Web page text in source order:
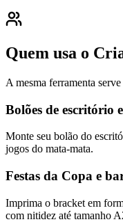
Quem usa o
A mesma ferramenta
Bolões de escritório
Monte seu bolão do
jogos do mata-mata.
Festas da Copa e
Imprima o bracket em
com nitidez até tamanho